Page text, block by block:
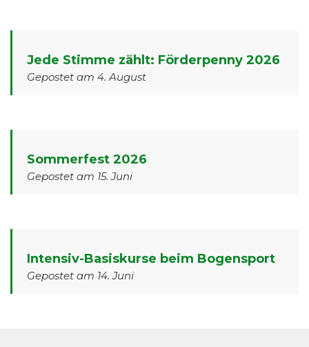
Jede Stimme zählt: Förderpenny 2026
Gepostet am 4. August
Sommerfest 2026
Gepostet am 15. Juni
Intensiv-Basiskurse beim Bogensport
Gepostet am 14. Juni